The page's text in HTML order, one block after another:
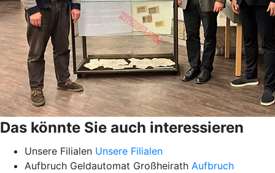
Das könnte Sie auch interessieren
Unsere Filialen Unsere Filialen
Aufbruch Geldautomat Großheirath Aufbruch